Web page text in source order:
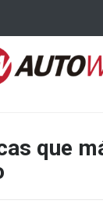
que